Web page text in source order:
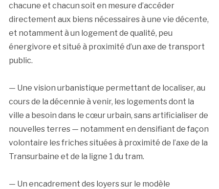
chacune et chacun soit en mesure d’accéder
directement aux biens nécessaires à une vie décente,
et notamment à un logement de qualité, peu
énergivore et situé à proximité d’un axe de transport
public.
— Une vision urbanistique permettant de localiser, au
cours de la décennie à venir, les logements dont la
ville a besoin dans le cœur urbain, sans artificialiser de
nouvelles terres — notamment en densifiant de façon
volontaire les friches situées à proximité de l’axe de la
Transurbaine et de la ligne 1 du tram.
— Un encadrement des loyers sur le modèle